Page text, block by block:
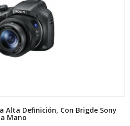
Alta Definición, Con Brigde Sony
Mano